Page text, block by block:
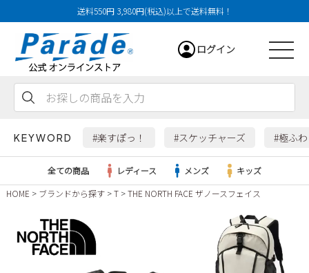
送料550円 3,980円(税込)以上で送料無料！
ログイン
KEYWORD #楽すぽっ！ #スケッチャーズ #極ふ
レディース
全ての商品 レディース メンズ
キッズ
HOME
ブランドから探す T THE NORTH FACE ザノースフェイス